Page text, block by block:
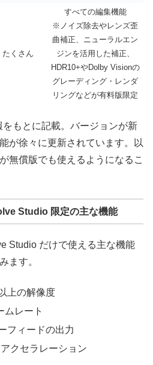
たくさん
すべての編集機能
※ノイズ除去やレンズ歪
曲補正、ニューラルエン
ジンを活用した補正、
HDR10+やDolby Visionの
グレーディング・レンダ
リングなどが有料版限定
もとに記載。バージョンが新
が徐々に更新されています。以
無償版でも使えるようになるこ
Studio 限定の主な機能
Studio だけで使える主な機能
ます。
上の解像度
ムレート
フィードの出力
クセラレーション